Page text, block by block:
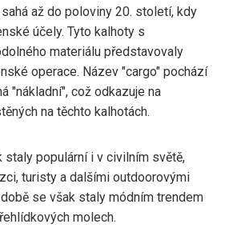
až do poloviny 20. století, kdy
účely. Tyto kalhoty s
materiálu představovaly
operace. Název "cargo" pochází
"nákladní", což odkazuje na
na těchto kalhotách.
staly populární i v civilním světě,
turisty a dalšími outdoorovými
se však staly módním trendem
molech.